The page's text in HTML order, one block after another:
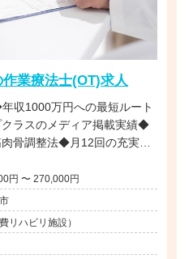
業療法士(OT)求人
収1000万円への最短ルート
ラスのメディア掲載実績◆
骨調整法◆月12回の充実し
◆海外展開も視野に入れた
ルを目指せる環境です。
月給 235,000円 〜 270,000円
リハビリ施設）